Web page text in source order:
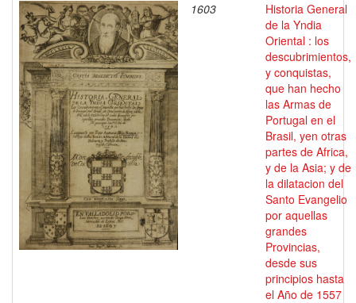
1603
Historia General
de la Yndia
Oriental : los
descubrimientos,
y conquistas,
que han hecho
las Armas de
Portugal en el
Brasil, yen otras
partes de Africa,
y de la Asia; y de
la dilatacion del
Santo Evangelio
por aquellas
grandes
Provincias,
desde sus
principios hasta
el Año de 1557